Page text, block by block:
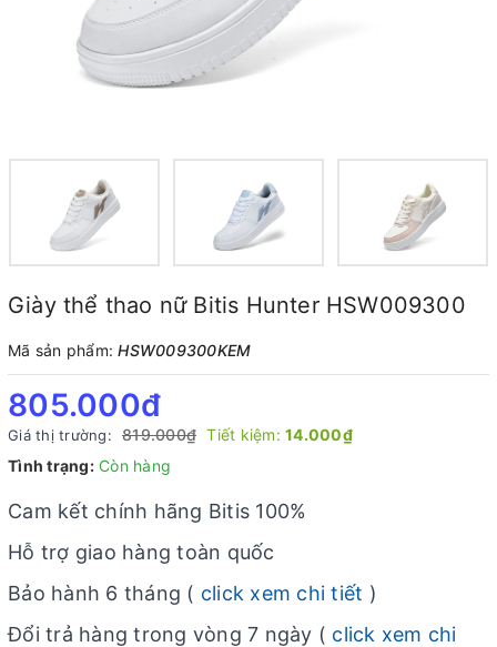
Giày thể thao nữ Bitis Hunter HSW009300
Mã sản phẩm:HSW009300KEM
805.000₫
Giá thị trường: 819.000₫ Tiết kiệm: 14.000₫
Tình trạng: Còn hàng
Cam kết chính hãng Bitis 100%
Hỗ trợ giao hàng toàn quốc
Bảo hành 6 tháng ( click xem chi tiết )
Đổi trả hàng trong vòng 7 ngày ( click xem chi